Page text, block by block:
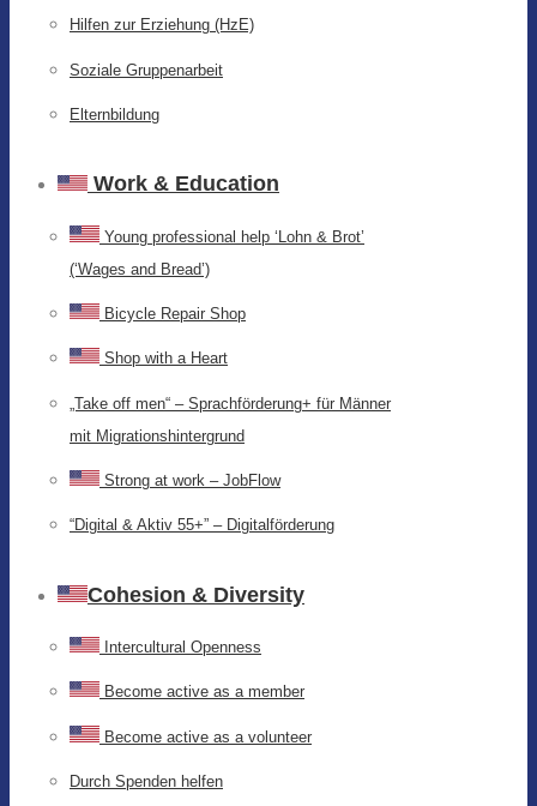
Hilfen zur Erziehung (HzE)
Soziale Gruppenarbeit
Elternbildung
Work & Education
Young professional help ‘Lohn & Brot’
(‘Wages and Bread’)
Bicycle Repair Shop
Shop with a Heart
„Take off men“ – Sprachförderung+ für Männer
mit Migrationshintergrund
Strong at work – JobFlow
“Digital & Aktiv 55+” – Digitalförderung
Cohesion & Diversity
Intercultural Openness
Become active as a member
Become active as a volunteer
Durch Spenden helfen